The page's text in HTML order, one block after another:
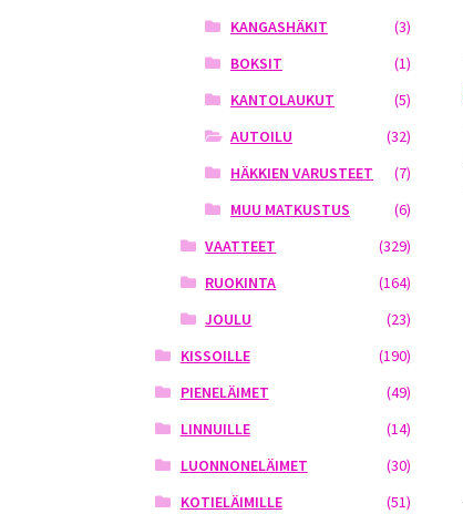
KANGASHÄKIT
(3)
BOKSIT
(1)
KANTOLAUKUT
(5)
AUTOILU
(32)
HÄKKIEN VARUSTEET
(7)
MUU MATKUSTUS
(6)
VAATTEET
(329)
RUOKINTA
(164)
JOULU
(23)
KISSOILLE
(190)
PIENELÄIMET
(49)
LINNUILLE
(14)
LUONNONELÄIMET
(30)
KOTIELÄIMILLE
(51)